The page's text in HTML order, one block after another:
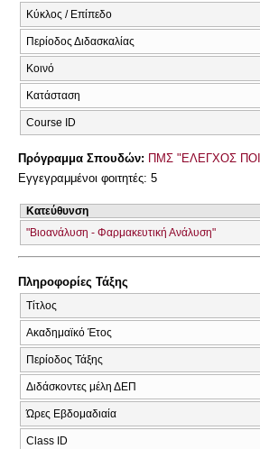
Κύκλος / Επίπεδο
Περίοδος Διδασκαλίας
Κοινό
Κατάσταση
Course ID
Πρόγραμμα Σπουδών: ΠΜΣ "ΕΛΕΓΧΟΣ
Εγγεγραμμένοι φοιτητές: 5
Κατεύθυνση
"Βιοανάλυση - Φαρμακευτική Ανάλυση"
Πληροφορίες Τάξης
Τίτλος
Ακαδημαϊκό Έτος
Περίοδος Τάξης
Διδάσκοντες μέλη ΔΕΠ
Ώρες Εβδομαδιαία
Class ID